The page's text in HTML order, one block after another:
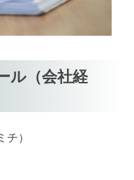
ル（会社経
）